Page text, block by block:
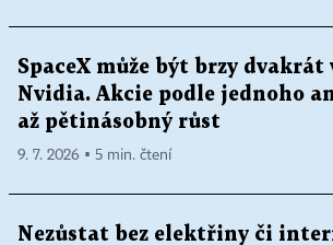
SpaceX může být brzy dvakrát
Nvidia. Akcie podle jednoho
až pětinásobný růst
9. 7. 2026 ▪ 5 min. čtení
Nezůstat bez elektřiny či